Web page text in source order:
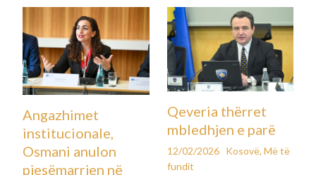
me shpresë që do të arrijnë në shtetet e pasura të Gjirit.
Anija që u fundos afër brigjeve të Abajan të Jemenit po
bartte migrantë etiopianë, sipas autoriteteve në këtë
provincë.
Autoritetet në Abajan thanë se forcat e sigurisë të dielën
kryen operacione për nxjerrjen “e një numri të
konsiderueshëm” të trupave të pajetë.
Muajin e kaluar, të paktën tetë persona vdiqën pasi